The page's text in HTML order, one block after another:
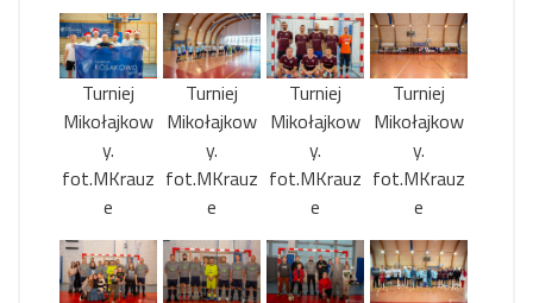
Turniej
Mikołajkow
y.
fot.MKrauz
e
Turniej
Mikołajkow
y.
fot.MKrauz
e
Turniej
Mikołajkow
y.
fot.MKrauz
e
Turniej
Mikołajkow
y.
fot.MKrauz
e